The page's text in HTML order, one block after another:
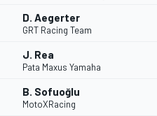
D. Aegerter
GRT Racing Team
J. Rea
Pata Maxus Yamaha
B. Sofuoğlu
MotoXRacing